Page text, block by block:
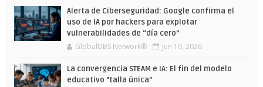
Alerta de Ciberseguridad: Google confirma el
uso de IA por hackers para explotar
vulnerabilidades de “día cero”
GlobalDBS Network® Jun 10, 2026
La convergencia STEAM e IA: El fin del modelo
educativo "talla única"